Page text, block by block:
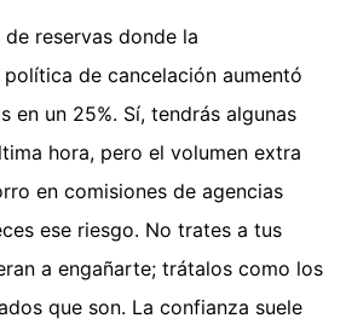
reservas donde la
de cancelación aumentó
en un 25%. Sí, tendrás algunas
hora, pero el volumen extra
en comisiones de agencias
ese riesgo. No trates a tus
a engañarte; trátalos como los
que son. La confianza suele